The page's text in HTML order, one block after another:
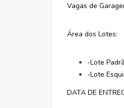
Vagas de
Área dos Lotes:
-Lote
-Lote
DATA DE